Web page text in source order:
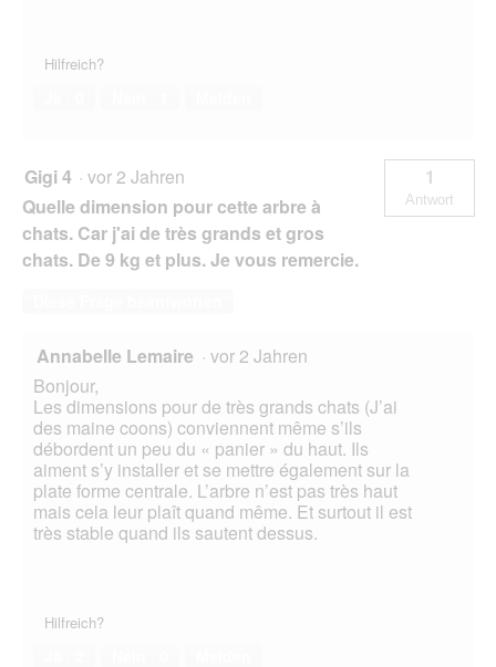
Hilfreich?
Gigi 4 · vor 2 Jahren
Quelle dimension pour cette arbre à
chats. Car j'ai de très grands et gros
chats. De 9 kg et plus. Je vous remercie.
1
Antwort
Annabelle Lemaire · vor 2 Jahren
Bonjour,
Les dimensions pour de très grands chats (J’ai
des maine coons) conviennent même s’ils
débordent un peu du « panier » du haut. Ils
aiment s’y installer et se mettre également sur la
plate forme centrale. L’arbre n’est pas très haut
mais cela leur plaît quand même. Et surtout il est
très stable quand ils sautent dessus.
Hilfreich?